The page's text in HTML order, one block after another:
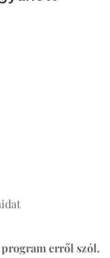
erről szól.